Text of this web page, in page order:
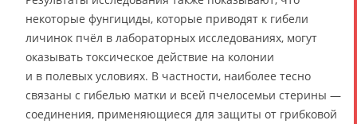
некоторые фунгициды, которые приводят к гибели
личинок пчёл в лабораторных исследованиях, могут
оказывать токсическое действие на колонии
и в полевых условиях. В частности, наиболее тесно
связаны с гибелью матки и всей пчелосемьи стерины —
соединения, применяющиеся для защиты от грибковой